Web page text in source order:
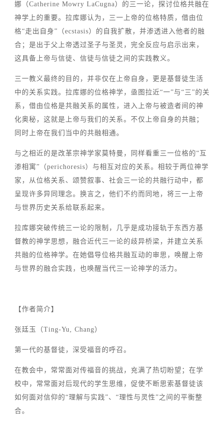
娜（Catherine Mowry LaCugna）的三一论，探讨位格共融在
神学上的重要。拉库娜认为，三一上帝的位格特质，借由位
格“走出自身”（ecstasis）的自我扩散，并渗透进入他者的融
合；是出于父上帝透过圣子与圣灵，完全反应与启示出来，
这具备上帝与信徒、信徒与信徒之间的实践教义。
三一教义最终的目的，并非仅在上帝自身，更是基督徒生活
中的关系实践。拉库娜的位格神学，亟图拉近“一”与“三”的关
系，借由位格是共融关系的属性，进入上帝与被造者间的神
化奥秘，这就是上帝与我们的关系。不仅上帝自身的共融；
同时上帝在我们当中的共融相通。
与之相近的是改革宗神学家莫特曼，同样看重三一位格的“互
渗相寓”（perichoresis）与相互对应的关系。相较于两位神学
家，从位格关系、颂赞叙事、社会三一论的共融行动中，都
呈现许多异同理念。换言之，他们不约而同地，将三一上帝
与世界历史关系给联系起来。
拉库娜突破传统三一论的限制，几乎是成功接轨于东西方基
督教的神学思想，融合近代三一论的歧异桥梁，并建立关系
共融的位格神学。在她倡导位格共融互动的审思，唤醒上帝
与世界的融合实践，也唤醒当代三一论神学的活力。
【作者简介】
张廷玉（Ting-Yu, Chang）
第一代的基督徒，深受福音的呼召。
在教会中，常常面对传福音的挑战，充满了热切盼望；在学
校中，常常面对后现代的学生思维，促使不断思索基督徒该
如何面对信仰的“理解与实践”、“理性与灵性”之间的平衡整
合。